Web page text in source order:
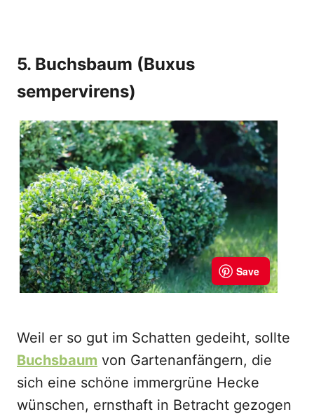
5. Buchsbaum (Buxus
sempervirens)
Weil er so gut im Schatten gedeiht, sollte
Buchsbaum von Gartenanfängern, die
sich eine schöne immergrüne Hecke
wünschen, ernsthaft in Betracht gezogen